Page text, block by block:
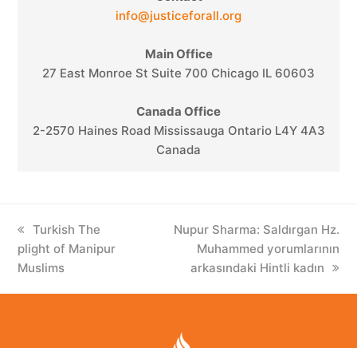
info@justiceforall.org
Main Office
27 East Monroe St Suite 700 Chicago IL 60603
Canada Office
2-2570 Haines Road Mississauga Ontario L4Y 4A3
Canada
previous
post:
Turkish The
plight of Manipur
Muslims
next
post:
Nupur Sharma: Saldırgan Hz.
Muhammed yorumlarının
arkasındaki Hintli kadın